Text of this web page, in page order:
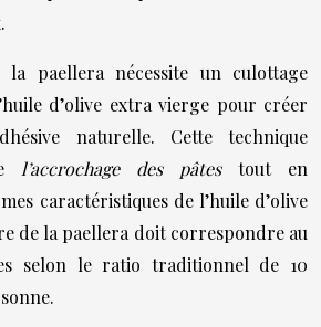
paellera nécessite un culottage
d’olive extra vierge pour créer
naturelle. Cette technique
l’accrochage des pâtes tout en
caractéristiques de l’huile d’olive
de la paellera doit correspondre au
selon le ratio traditionnel de 10